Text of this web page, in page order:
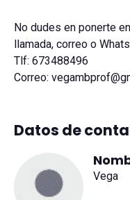
No dudes en ponerte
llamada, correo o
Tlf: 673488496
Correo:
Datos de
Vega